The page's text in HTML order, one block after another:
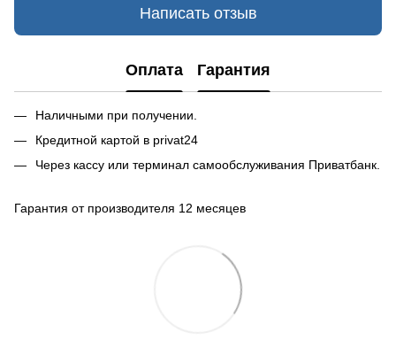
Написать отзыв
Оплата Гарантия
Наличными при получении.
Кредитной картой в privat24
Через кассу или терминал самообслуживания Приватбанк.
Гарантия от производителя 12 месяцев